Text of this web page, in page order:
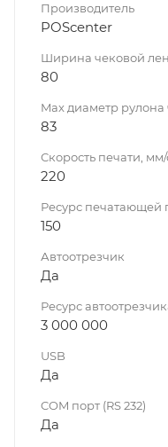
Производитель
POScenter
Ширина чековой
80
Max диаметр
83
Скорость печати, мм/
220
Ресурс печатающей
150
Автоотрезчик
Да
Ресурс
3 000 000
USB
Да
COM порт (RS 232)
Да